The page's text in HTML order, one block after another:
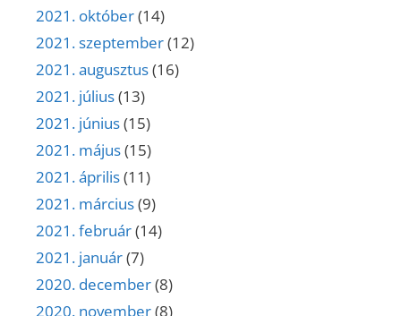
2021. október(14)
2021. szeptember(12)
2021. augusztus(16)
2021. július(13)
2021. június(15)
2021. május(15)
2021. április(11)
2021. március(9)
2021. február(14)
2021. január(7)
2020. december(8)
2020. november(8)